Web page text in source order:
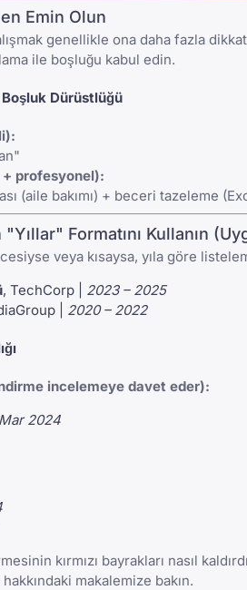
Emin Olun
genellikle ona daha fazla
ile boşluğu kabul edin.
Dürüstlüğü
profesyonel):
(aile bakımı) + beceri tazeleme
Formatını Kullanın
veya kısaysa, yıla göre
, TechCorp | 2023 – 2025
| 2020 – 2022
incelemeye davet eder):
2024
kırmızı bayrakları nasıl
hakkındaki makalemize bakın.